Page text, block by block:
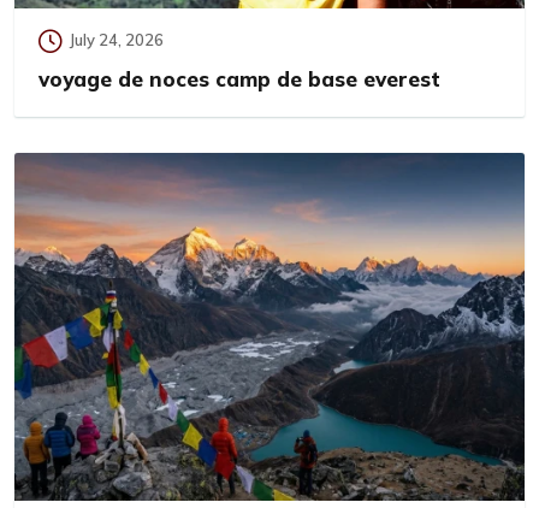
July 24, 2026
voyage de noces camp de base everest